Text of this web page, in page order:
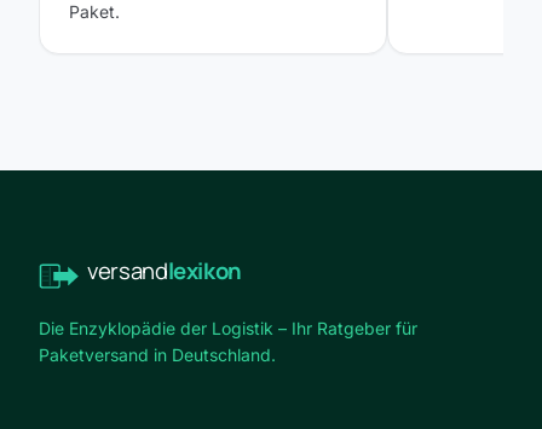
Paket.
versandlexikon
Die Enzyklopädie der Logistik – Ihr Ratgeber für
Paketversand in Deutschland.